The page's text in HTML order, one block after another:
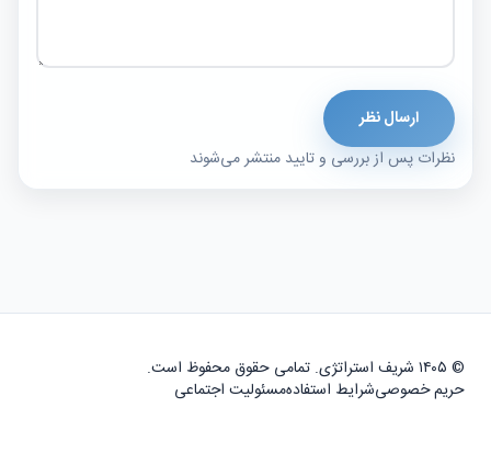
نظرات پس از بررسی و تایید منتشر می‌شوند
ارسال نظر
© ۱۴۰۵ شریف استراتژی. تمامی حقوق محفوظ است.
حریم خصوصیشرایط استفادهمسئولیت اجتماعی